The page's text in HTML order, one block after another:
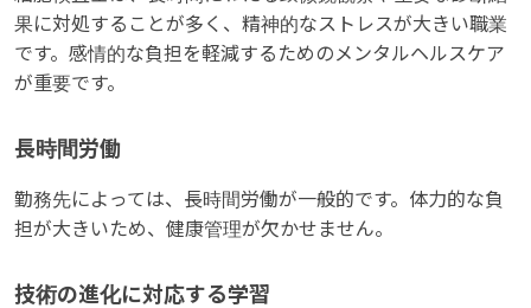
果に対処することが多く、精神的なストレスが大きい職業
です。感情的な負担を軽減するためのメンタルヘルスケア
が重要です。
長時間労働
勤務先によっては、長時間労働が一般的です。体力的な負
担が大きいため、健康管理が欠かせません。
技術の進化に対応する学習